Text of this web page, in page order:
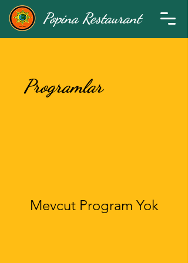
Popina Restaurant
Programlar
Mevcut Program Yok